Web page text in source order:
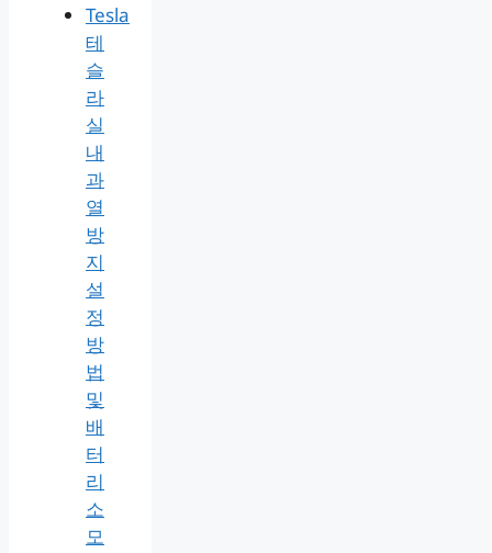
Tesla
테
슬
라
실
내
과
열
방
지
설
정
방
법
및
배
터
리
소
모